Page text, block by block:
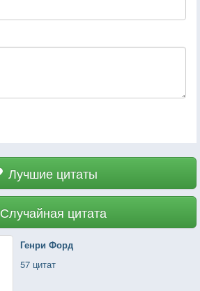
Лучшие цитаты
Случайная цитата
Генри Форд
57 цитат